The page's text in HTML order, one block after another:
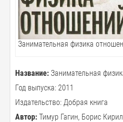
Занимательная физика
Название: Занимательная
Год выпуска: 2011
Издательство: Добрая книга
Автор: Тимур Гагин, Борис